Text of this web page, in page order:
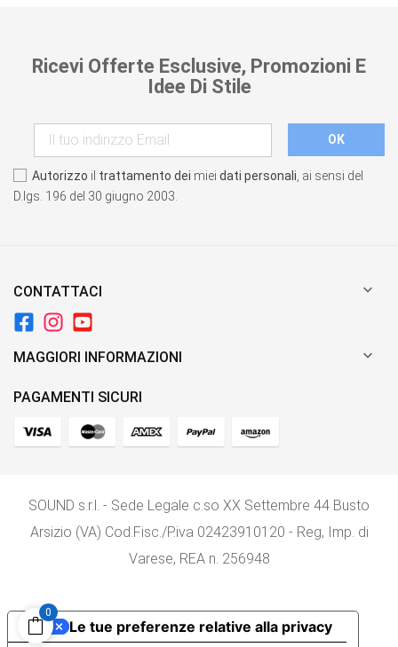
Ricevi Offerte Esclusive, Promozioni E
Idee Di Stile
Autorizzo il trattamento dei miei dati personali , ai sensi del
D.lgs. 196 del 30 giugno 2003.
CONTATTACI 
MAGGIORI INFORMAZIONI 
PAGAMENTI SICURI
SOUND s.r.l. - Sede Legale c.so XX Settembre 44 Busto
Arsizio (VA) Cod.Fisc./P.iva 02423910120 - Reg, Imp. di
Varese, REA n. 256948
0
Le tue preferenze relative alla privacy